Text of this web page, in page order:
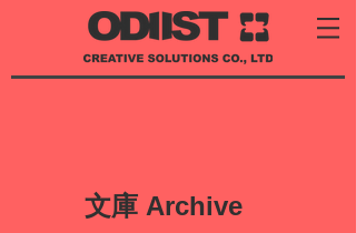
​文庫 Archive